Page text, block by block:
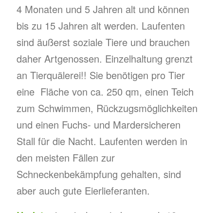
4 Monaten und 5 Jahren alt und können
bis zu 15 Jahren alt werden. Laufenten
sind äußerst soziale Tiere und brauchen
daher Artgenossen. Einzelhaltung grenzt
an Tierquälerei!! Sie benötigen pro Tier
eine Fläche von ca. 250 qm, einen Teich
zum Schwimmen, Rückzugsmöglichkeiten
und einen Fuchs- und Mardersicheren
Stall für die Nacht. Laufenten werden in
den meisten Fällen zur
Schneckenbekämpfung gehalten, sind
aber auch gute Eierlieferanten.